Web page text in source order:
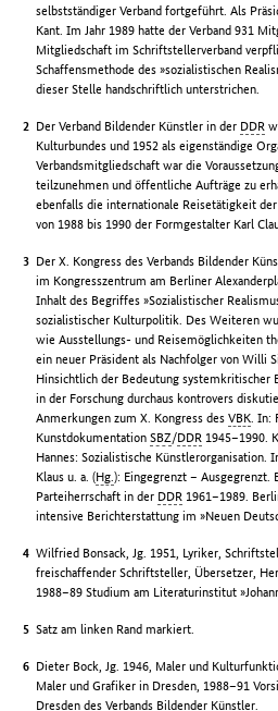
selbstständiger Verband fortgeführt. Als
Kant. Im Jahr 1989 hatte der Verband 931
Mitgliedschaft im Schriftstellerverband
Schaffensmethode des »sozialistischen
dieser Stelle handschriftlich unterstrichen.
Der Verband Bildender Künstler in der DDR
Kulturbundes und 1952 als eigenständige
Verbandsmitgliedschaft war die
teilzunehmen und öffentliche Aufträge zu
ebenfalls die internationale Reisetätigkeit
von 1988 bis 1990 der Formgestalter Karl
Der X. Kongress des Verbands Bildender
im Kongresszentrum am Berliner
Inhalt des Begriffes »Sozialistischer
sozialistischer Kulturpolitik. Des Weiteren
wie Ausstellungs- und Reisemöglichkeiten
ein neuer Präsident als Nachfolger von Willi
Hinsichtlich der Bedeutung systemkritischer
in der Forschung durchaus kontrovers
Anmerkungen zum X. Kongress desVBK .
KunstdokumentationSBZ/DDR 1945–1990.
Hannes: Sozialistische Künstlerorganisation.
Klaus u. a. (Hg.): Eingegrenzt – Ausgegrenzt.
Parteiherrschaft in der DDR 1961–1989.
intensive Berichterstattung im »Neuen
Wilfried Bonsack, Jg. 1951, Lyriker,
freischaffender Schriftsteller, Übersetzer,
1988–89 Studium am Literaturinstitut
Satz am linken Rand markiert.
Dieter Bock, Jg. 1946, Maler und
Maler und Grafiker in Dresden, 1988–91
Dresden des Verbands Bildender Künstler.